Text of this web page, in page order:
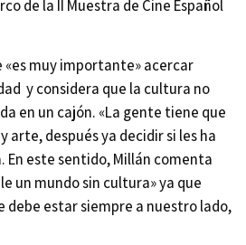
de la II Muestra de Cine Español
muy importante» acercar
y considera que la cultura no
en un cajón. «La gente tiene que
arte, después ya decidir si les ha
En este sentido, Millán comenta
un mundo sin cultura» ya que
debe estar siempre a nuestro lado,